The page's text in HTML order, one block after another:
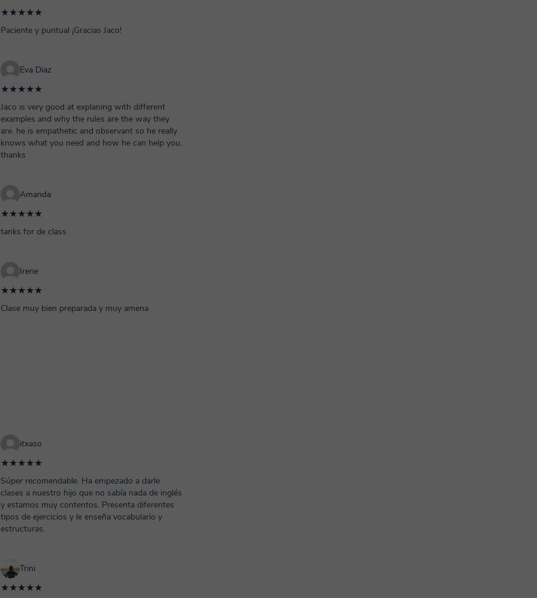
★★★★★
Paciente y puntual ¡Gracias Jaco!
Eva Diaz
★★★★★
Jaco is very good at explaning with different
examples and why the rules are the way they
are. he is empathetic and observant so he really
knows what you need and how he can help you.
thanks
Amanda
★★★★★
tanks for de class
Irene
★★★★★
Clase muy bien preparada y muy amena
itxaso
★★★★★
Súper recomendable. Ha empezado a darle
clases a nuestro hijo que no sabía nada de inglés
y estamos muy contentos. Presenta diferentes
tipos de ejercicios y le enseña vocabulario y
estructuras.
Trini
★★★★★